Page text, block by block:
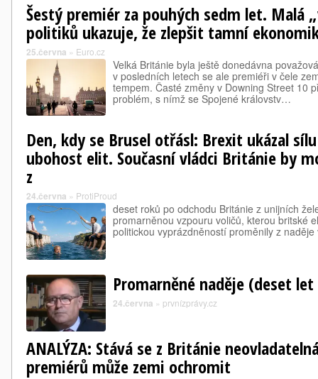
Šestý premiér za pouhých sedm let. Malá
politiků ukazuje, že zlepšit tamní
25.června » Euro.cz
Velká Británie byla ještě donedávna
v posledních letech se ale premiéři v čele
tempem. Časté změny v Downing Street 10
problém, s nímž se Spojené královstv…
Den, kdy se Brusel otřásl: Brexit ukázal
ubohost elit. Současní vládci Británie by
z
24.června » ProtiProud
deset roků po odchodu Británie z unijních
promarněnou vzpouru voličů, kterou britské
politickou vyprázdněností proměnily z
Promarněné naděje (deset
24.června » prvnízprávy.cz
ANALÝZA: Stává se z Británie
premiérů může zemi ochromit